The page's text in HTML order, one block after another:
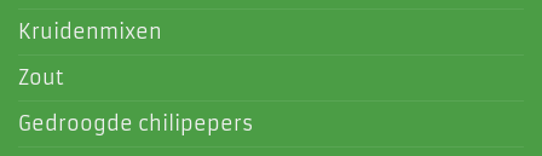
Kruidenmixen
Zout
Gedroogde chilipepers